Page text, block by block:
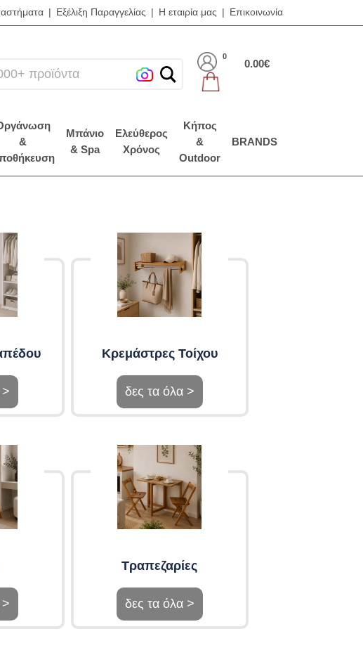
Εξέλιξη Παραγγελίας Η εταιρία μας Επικοινωνία
0
0.00€
&
Μπάνιο
& Spa
Ελεύθερος
Χρόνος
Κήπος
&
Outdoor
BRANDS
>
Κρεμάστρες Τοίχου
δες τα όλα >
>
Τραπεζαρίες
δες τα όλα >